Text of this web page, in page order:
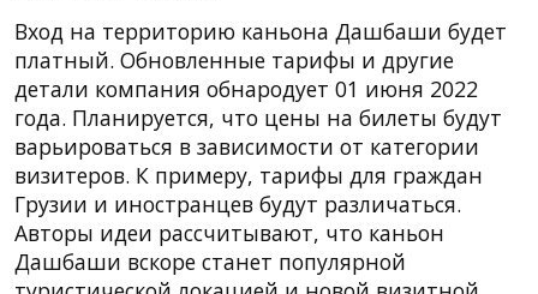
Вход на территорию каньона Дашбаши будет
платный. Обновленные тарифы и другие
детали компания обнародует 01 июня 2022
года. Планируется, что цены на билеты будут
варьироваться в зависимости от категории
визитеров. К примеру, тарифы для граждан
Грузии и иностранцев будут различаться.
Авторы идеи рассчитывают, что каньон
Дашбаши вскоре станет популярной